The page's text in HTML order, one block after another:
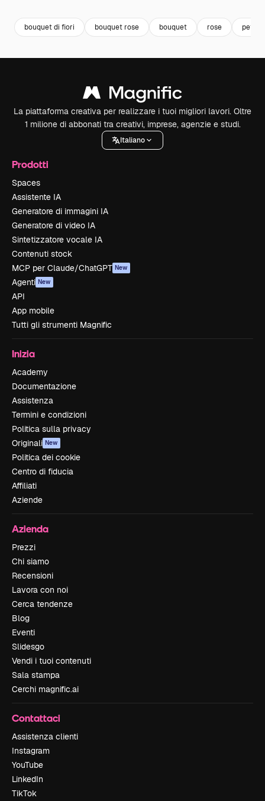
bouquet di fiori bouquet rose bouquet rose petali
La piattaforma creativa per realizzare i tuoi migliori lavori. Oltre
1 milione di abbonati tra creativi, imprese, agenzie e studi.
Italiano
Prodotti
Spaces
Assistente IA
Generatore di immagini IA
Generatore di video IA
Sintetizzatore vocale IA
Contenuti stock
MCP per Claude/ChatGPT New
Agenti New
API
App mobile
Tutti gli strumenti Magnific
Inizia
Academy
Documentazione
Assistenza
Termini e condizioni
Politica sulla privacy
Originali New
Politica dei cookie
Centro di fiducia
Affiliati
Aziende
Azienda
Prezzi
Chi siamo
Recensioni
Lavora con noi
Cerca tendenze
Blog
Eventi
Slidesgo
Vendi i tuoi contenuti
Sala stampa
Cerchi magnific.ai
Contattaci
Assistenza clienti
Instagram
YouTube
LinkedIn
TikTok